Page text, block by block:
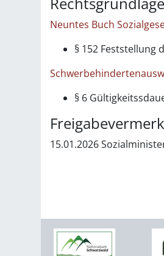
Neuntes Buch
§ 152 Feststellung
§ 6
Freigabevermerk
15.01.2026